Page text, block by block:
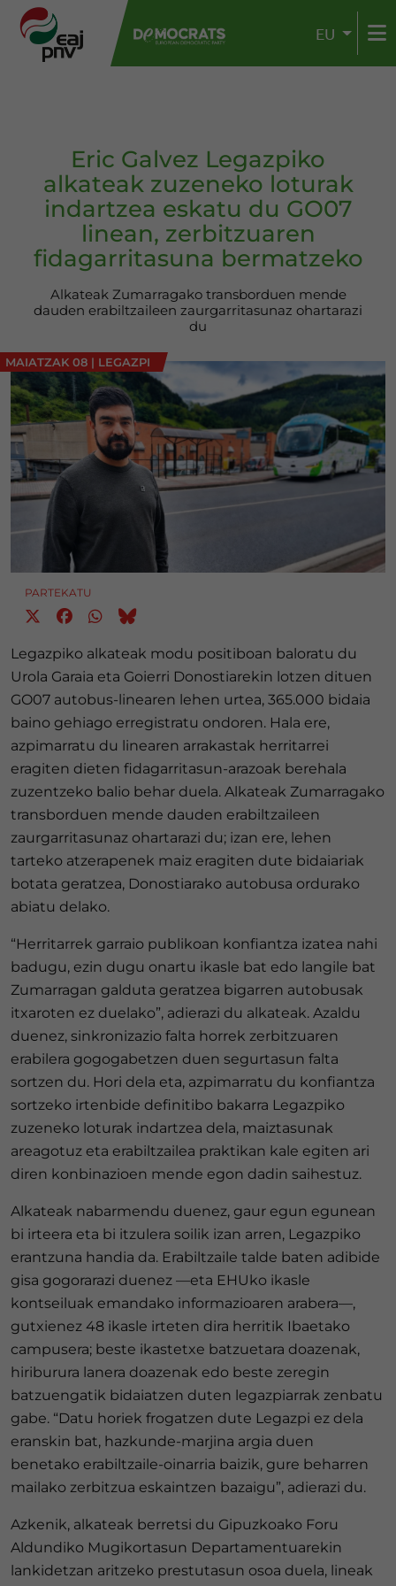
EU
Eric Galvez Legazpiko
alkateak zuzeneko loturak
indartzea eskatu du GO07
linean, zerbitzuaren
fidagarritasuna bermatzeko
Alkateak Zumarragako transborduen mende
dauden erabiltzaileen zaurgarritasunaz ohartarazi
du
MAIATZAK 08 | LEGAZPI
PARTEKATU
Legazpiko alkateak modu positiboan baloratu du
Urola Garaia eta Goierri Donostiarekin lotzen dituen
GO07 autobus-linearen lehen urtea, 365.000 bidaia
baino gehiago erregistratu ondoren. Hala ere,
azpimarratu du linearen arrakastak herritarrei
eragiten dieten fidagarritasun-arazoak berehala
zuzentzeko balio behar duela. Alkateak Zumarragako
transborduen mende dauden erabiltzaileen
zaurgarritasunaz ohartarazi du; izan ere, lehen
tarteko atzerapenek maiz eragiten dute bidaiariak
botata geratzea, Donostiarako autobusa ordurako
abiatu delako.
“Herritarrek garraio publikoan konfiantza izatea nahi
badugu, ezin dugu onartu ikasle bat edo langile bat
Zumarragan galduta geratzea bigarren autobusak
itxaroten ez duelako”, adierazi du alkateak. Azaldu
duenez, sinkronizazio falta horrek zerbitzuaren
erabilera gogogabetzen duen segurtasun falta
sortzen du. Hori dela eta, azpimarratu du konfiantza
sortzeko irtenbide definitibo bakarra Legazpiko
zuzeneko loturak indartzea dela, maiztasunak
areagotuz eta erabiltzailea praktikan kale egiten ari
diren konbinazioen mende egon dadin saihestuz.
Alkateak nabarmendu duenez, gaur egun egunean
bi irteera eta bi itzulera soilik izan arren, Legazpiko
erantzuna handia da. Erabiltzaile talde baten adibide
gisa gogorarazi duenez —eta EHUko ikasle
kontseiluak emandako informazioaren arabera—,
gutxienez 48 ikasle irteten dira herritik Ibaetako
campusera; beste ikastetxe batzuetara doazenak,
hiriburura lanera doazenak edo beste zeregin
batzuengatik bidaiatzen duten legazpiarrak zenbatu
gabe. “Datu horiek frogatzen dute Legazpi ez dela
eranskin bat, hazkunde-marjina argia duen
benetako erabiltzaile-oinarria baizik, gure beharren
mailako zerbitzua eskaintzen bazaigu”, adierazi du.
Azkenik, alkateak berretsi du Gipuzkoako Foru
Aldundiko Mugikortasun Departamentuarekin
lankidetzan aritzeko prestutasun osoa duela, lineak